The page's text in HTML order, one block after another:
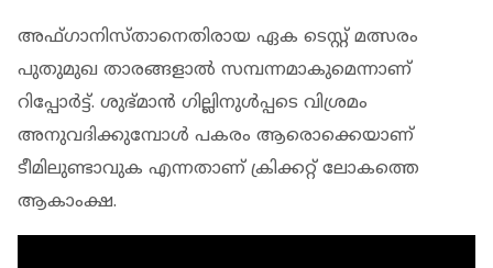
അഫ്ഗാനിസ്താനെതിരായ ഏക ടെസ്റ്റ് മത്സരം
പുതുമുഖ താരങ്ങളാൽ സമ്പന്നമാകുമെന്നാണ്
റിപ്പോര്‍ട്ട്. ശുഭ്മാന്‍ ഗില്ലിനുള്‍പ്പടെ വിശ്രമം
അനുവദിക്കുമ്പോള്‍ പകരം ആരൊക്കെയാണ്
ടീമിലുണ്ടാവുക എന്നതാണ് ക്രിക്കറ്റ് ലോകത്തെ
ആകാംക്ഷ.